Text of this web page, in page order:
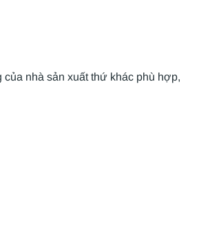
nhà sản xuất thứ khác phù hợp,